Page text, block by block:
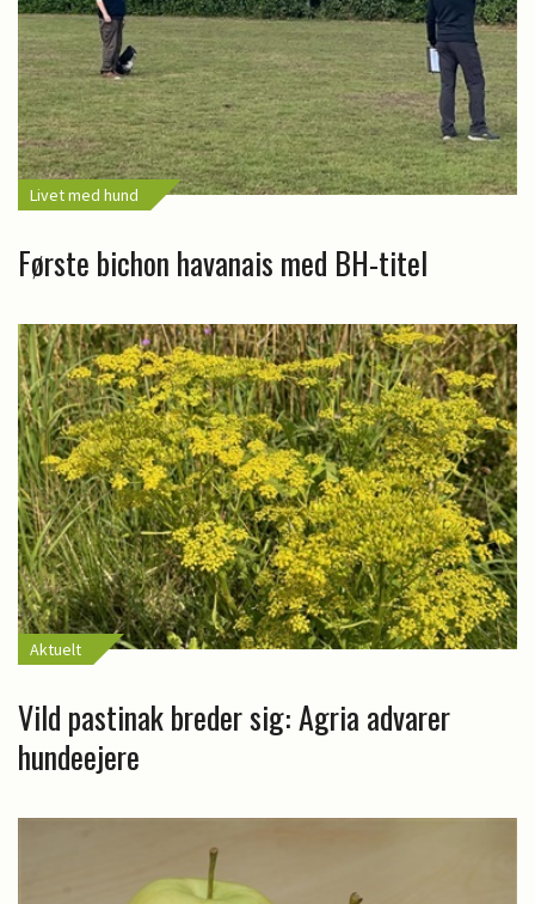
Livet med hund
Første bichon havanais med BH-titel
Aktuelt
Vild pastinak breder sig: Agria advarer
hundeejere